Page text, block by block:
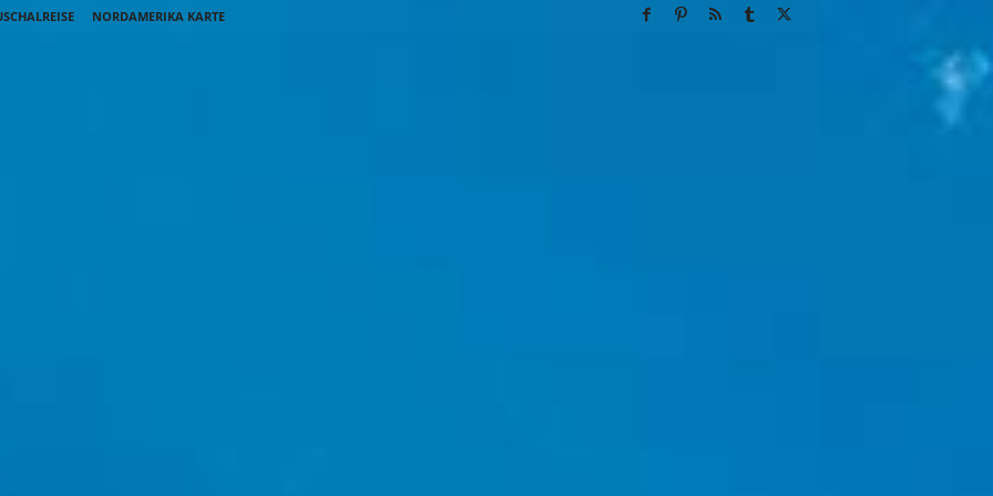
NORDAMERIKA KARTE